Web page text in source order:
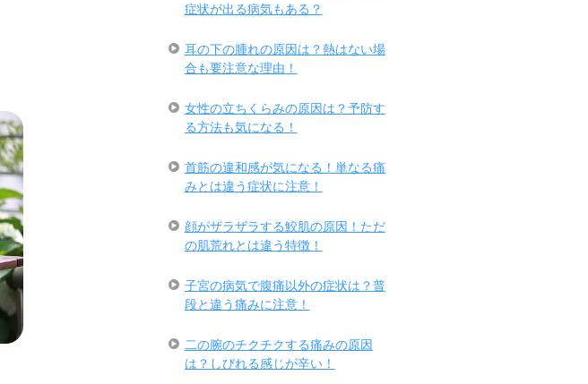
症状が出る病気もある？
耳の下の腫れの原因は？熱はない場
合も要注意な理由！
女性の立ちくらみの原因は？予防す
る方法も気になる！
首筋の違和感が気になる！単なる痛
みとは違う症状に注意！
顔がザラザラする鮫肌の原因！ただ
の肌荒れとは違う特徴！
子宮の病気で腹痛以外の症状は？普
段と違う痛みに注意！
二の腕のチクチクする痛みの原因
は？しびれる感じが辛い！